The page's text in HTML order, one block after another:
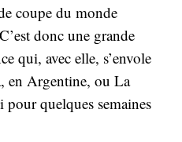
coupe du monde
donc une grande
qui, avec elle, s’envole
en Argentine, ou La
quelques semaines